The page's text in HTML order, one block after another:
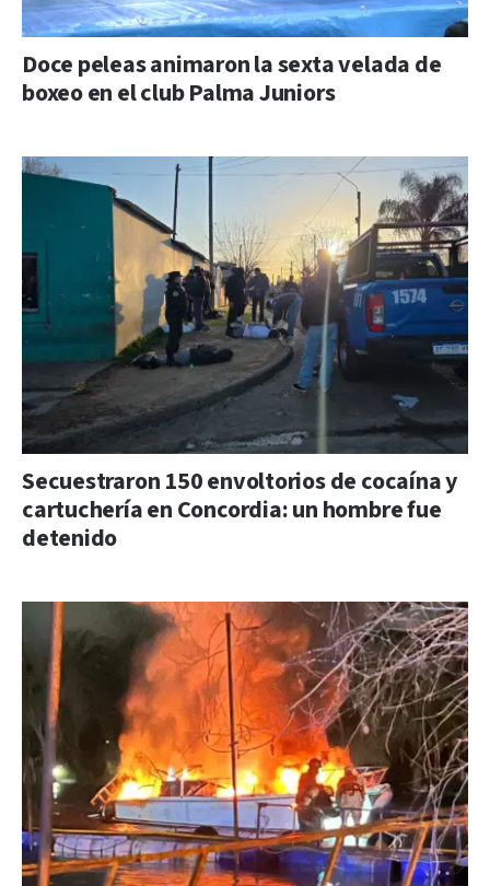
Doce peleas animaron la sexta velada de
boxeo en el club Palma Juniors
Secuestraron 150 envoltorios de cocaína y
cartuchería en Concordia: un hombre fue
detenido